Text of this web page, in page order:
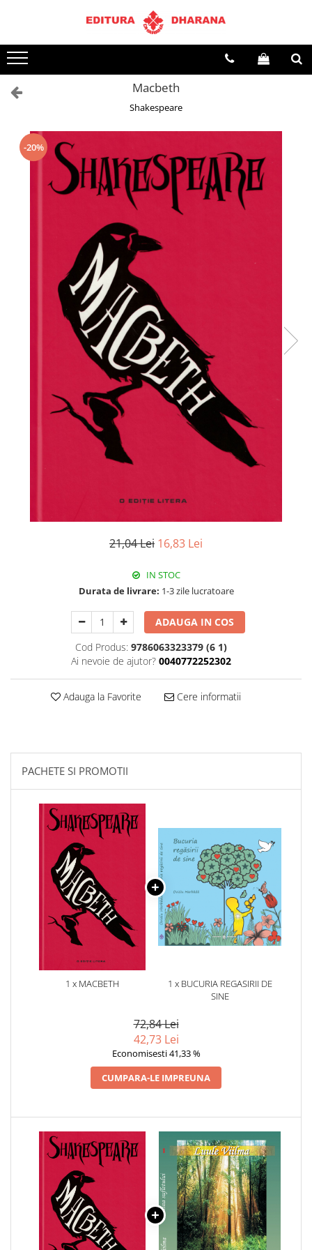
Terapii
Dietoterapie
Macbeth
Shakespeare
-20%
21,04 Lei 16,83 Lei
IN STOC
Durata de livrare: 1-3 zile lucratoare
ADAUGA IN COS
Cod Produs: 9786063323379 (6 1)
Ai nevoie de ajutor? 0040772252302
Adauga la Favorite Cere informatii
PACHETE SI PROMOTII
1 x MACBETH
1 x BUCURIA REGASIRII DE
SINE
72,84 Lei
42,73 Lei
Economisesti 41,33 %
CUMPARA-LE IMPREUNA